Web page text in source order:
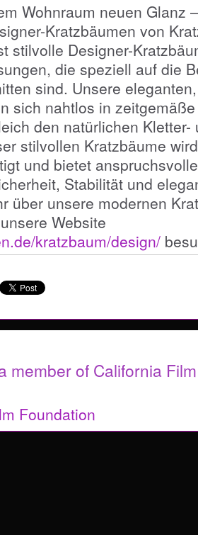
Wohnraum neuen Glanz
Kratzbäumen von
stilvolle Designer-
die speziell auf die
sind. Unsere
sich nahtlos in
den natürlichen Kletter-
stilvollen Kratzbäume
und bietet
Stabilität und
über unsere modernen
Website
kratzbaum/design/
member of California
Foundation